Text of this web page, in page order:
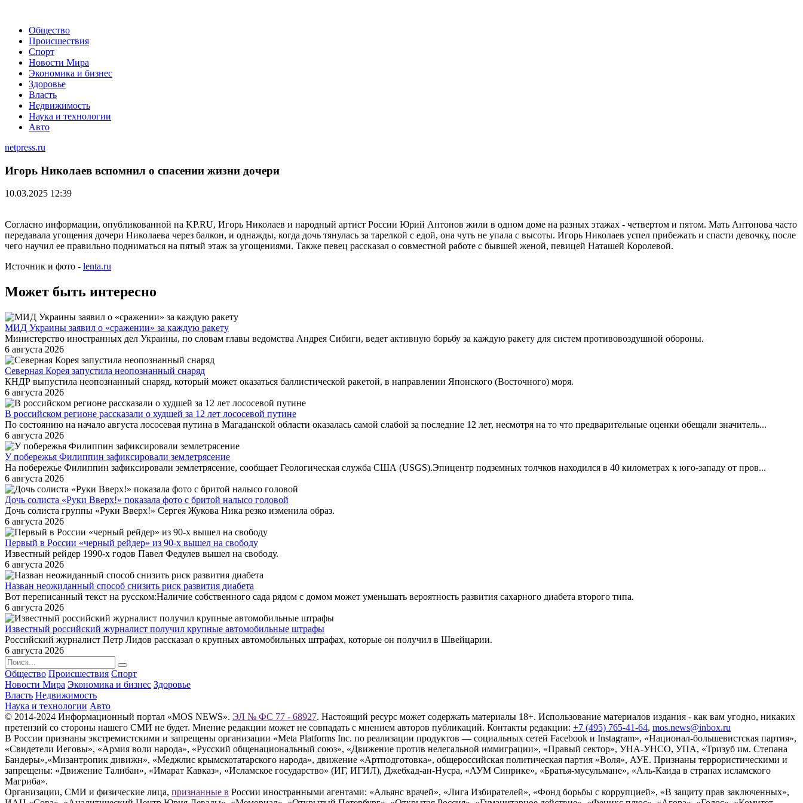
Общество
Происшествия
Спорт
Новости Мира
Экономика и бизнес
Здоровье
Власть
Недвижимость
Наука и технологии
Авто
netpress.ru
Игорь Николаев вспомнил о спасении жизни дочери
10.03.2025 12:39
Согласно информации, опубликованной на KP.RU, Игорь Николаев и народный артист России Юрий Антонов жили в одном доме на разных этажах - четвертом и пятом. Мать Антонова часто
передавала угощения дочери Николаева через балкон, и однажды, когда дочь тянулась за тарелкой с едой, она чуть не упала с высоты. Игорь Николаев успел прибежать и спасти девочку, после
чего научил ее правильно подниматься на пятый этаж за угощениями. Также певец рассказал о совместной работе с бывшей женой, певицей Наташей Королевой.
Источник и фото - lenta.ru
Может быть интересно
МИД Украины заявил о «сражении» за каждую ракету
Министерство иностранных дел Украины, по словам главы ведомства Андрея Сибиги, ведет активную борьбу за каждую ракету для систем противовоздушной обороны.
6 августа 2026
Северная Корея запустила неопознанный снаряд
КНДР выпустила неопознанный снаряд, который может оказаться баллистической ракетой, в направлении Японского (Восточного) моря.
6 августа 2026
В российском регионе рассказали о худшей за 12 лет лососевой путине
По состоянию на начало августа лососевая путина в Магаданской области оказалась самой слабой за последние 12 лет, несмотря на то что предварительные оценки обещали значитель...
6 августа 2026
У побережья Филиппин зафиксировали землетрясение
На побережье Филиппин зафиксировали землетрясение, сообщает Геологическая служба США (USGS).Эпицентр подземных толчков находился в 40 километрах к юго-западу от пров...
6 августа 2026
Дочь солиста «Руки Вверх!» показала фото с бритой налысо головой
Дочь солиста группы «Руки Вверх!» Сергея Жукова Ника резко изменила образ.
6 августа 2026
Первый в России «черный рейдер» из 90-х вышел на свободу
Известный рейдер 1990-х годов Павел Федулев вышел на свободу.
6 августа 2026
Назван неожиданный способ снизить риск развития диабета
Вот переписанный текст на русском:Наличие собственного сада рядом с домом может уменьшать вероятность развития сахарного диабета второго типа.
6 августа 2026
Известный российский журналист получил крупные автомобильные штрафы
Российский журналист Петр Лидов рассказал о крупных автомобильных штрафах, которые он получил в Швейцарии.
6 августа 2026
Общество Происшествия Спорт
Новости Мира Экономика и бизнес Здоровье
Власть Недвижимость
Наука и технологии Авто
© 2014-2024 Информационный портал «MOS NEWS». ЭЛ № ФС 77 - 68927. Настоящий ресурс может содержать материалы 18+. Использование материалов издания - как вам угодно, никаких
претензий со стороны нашего СМИ не будет. Мнение редакции может не совпадать с мнением авторов публикаций. Контакты редакции: +7 (495) 765-41-64, mos.news@inbox.ru
В России признаны экстремистскими и запрещены организации «Meta Platforms Inc. по реализации продуктов — социальных сетей Facebook и Instagram», «Национал-большевистская партия»,
«Свидетели Иеговы», «Армия воли народа», «Русский общенациональный союз», «Движение против нелегальной иммиграции», «Правый сектор», УНА-УНСО, УПА, «Тризуб им. Степана
Бандеры»,«Мизантропик дивижн», «Меджлис крымскотатарского народа», движение «Артподготовка», общероссийская политическая партия «Воля», АУЕ. Признаны террористическими и
запрещены: «Движение Талибан», «Имарат Кавказ», «Исламское государство» (ИГ, ИГИЛ), Джебхад-ан-Нусра, «АУМ Синрике», «Братья-мусульмане», «Аль-Каида в странах исламского
Магриба».
Организации, СМИ и физические лица, признанные в России иностранными агентами: «Альянс врачей», «Лига Избирателей», «Фонд борьбы с коррупцией», «В защиту прав заключенных»,